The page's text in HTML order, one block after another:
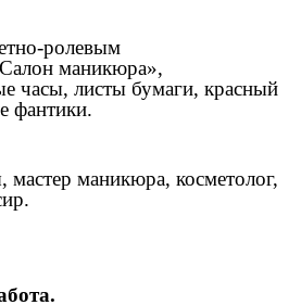
ролевым
маникюра»,
часы, листы бумаги, красный
фантики.
маникюра, косметолог,